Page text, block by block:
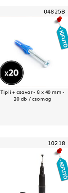
04825B
Tipli + csavar - 8 x 40 mm -
20 db / csomag
10218